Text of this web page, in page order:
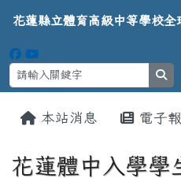
花蓮縣立體育高
導覽列
花蓮縣立體育高級中等學校全
本站消息 電子
花蓮體中入學學